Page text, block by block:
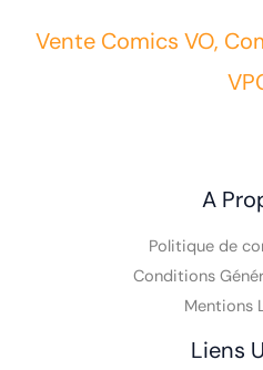
Vente Comics VO,
A
Politique de
Conditions
Mentions
Liens